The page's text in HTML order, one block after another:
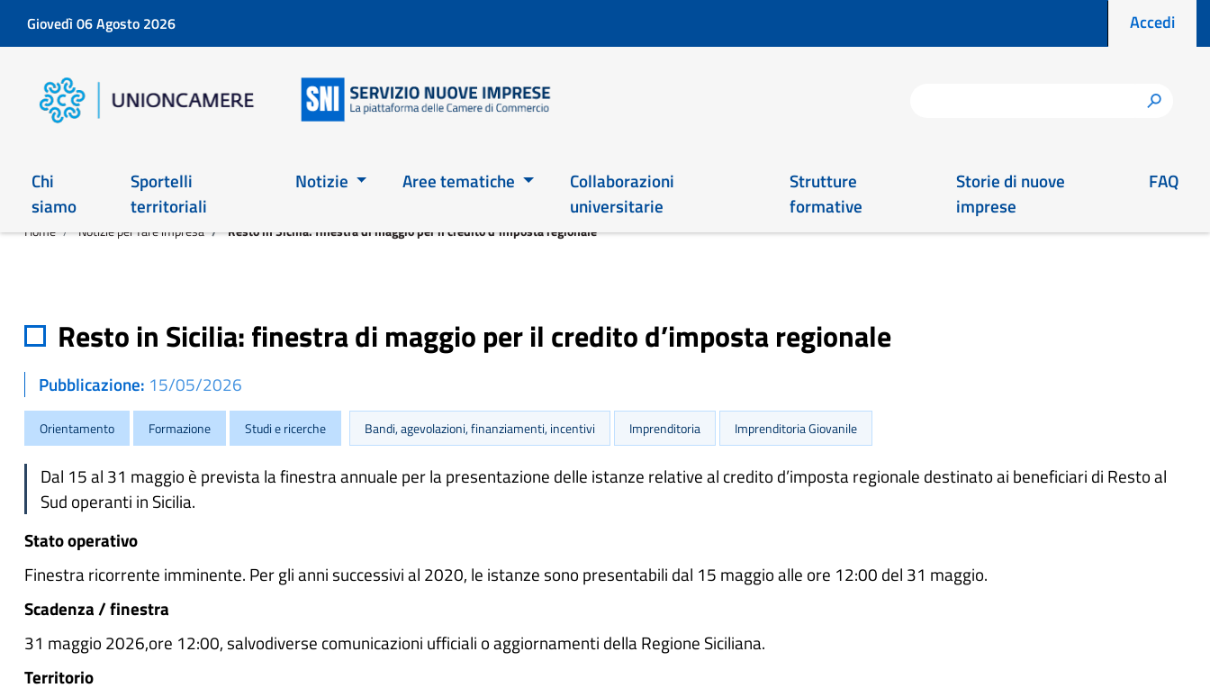
Giovedì 06 Agosto 2026 Menu
Accedi
h
Main 2026
Chi
siamo
Sportelli
territoriali
Notizie Aree tematiche
Collaborazioni
universitarie
Strutture
formative
Storie di nuove
imprese
FAQ
Home Notizie per fare impresa Resto in Sicilia: finestra di maggio per il credito d’imposta regionale
Resto in Sicilia: finestra di maggio per il credito d’imposta regionale
Pubblicazione 15/05/2026
Orientamento Formazione Studi e ricerche Bandi, agevolazioni, finanziamenti, incentivi Imprenditoria Imprenditoria Giovanile
Dal 15 al 31 maggio è prevista la finestra annuale per la presentazione delle istanze relative al credito d’imposta regionale destinato ai beneficiari di Resto al
Sud operanti in Sicilia.
Stato operativo
Finestra ricorrente imminente. Per gli anni successivi al 2020, le istanze sono presentabili dal 15 maggio alle ore 12:00 del 31 maggio.
Scadenza / finestra
31 maggio 2026,ore 12:00, salvodiverse comunicazioni ufficiali o aggiornamenti della Regione Siciliana.
Territorio